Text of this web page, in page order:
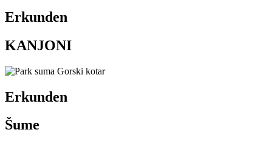
Erkunden
KANJONI
Erkunden
Šume